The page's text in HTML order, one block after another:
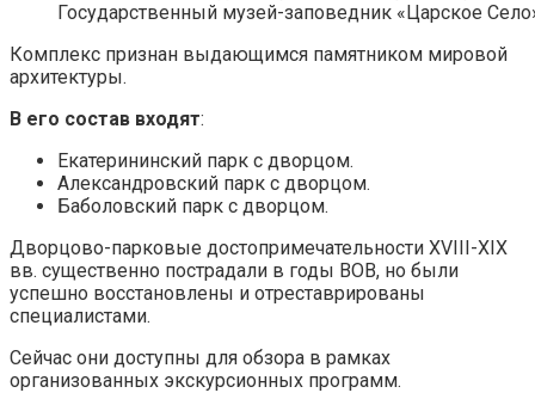
Государственный музей-заповедник «Царское
Комплекс признан выдающимся памятником мировой
архитектуры.
В его состав входят:
Екатерининский парк с дворцом.
Александровский парк с дворцом.
Баболовский парк с дворцом.
Дворцово-парковые достопримечательности XVIII-XIX
вв. существенно пострадали в годы ВОВ, но были
успешно восстановлены и отреставрированы
специалистами.
Сейчас они доступны для обзора в рамках
организованных экскурсионных программ.